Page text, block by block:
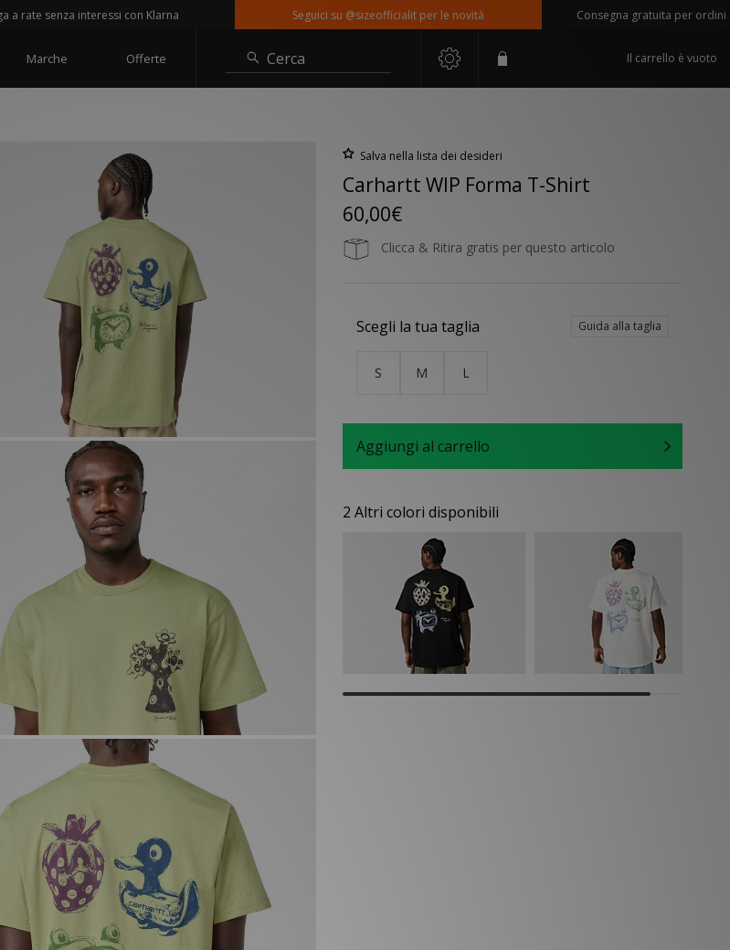
senza interessi con Klarna Seguici su @sizeofficialit per le novità Consegna gratuita per ordini
Marche Offerte Cerca Il carrello è vuoto
Salva nella lista dei desideri
Carhartt WIP Forma T-Shirt
60,00€
Clicca & Ritira gratis per questo articolo
Scegli la tua taglia Guida alla taglia
S M L
Aggiungi al carrello
2 Altri colori disponibili